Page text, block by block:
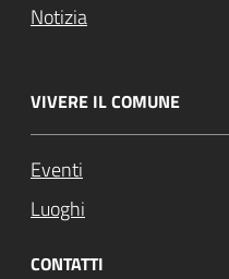
Notizia
VIVERE IL COMUNE
Eventi
Luoghi
CONTATTI